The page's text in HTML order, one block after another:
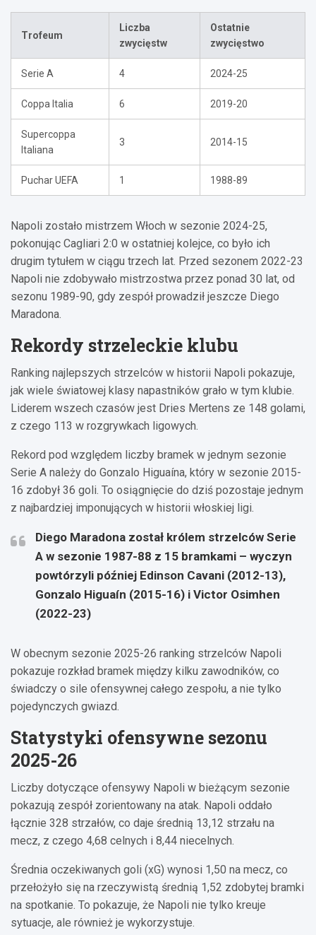
Trofeum
Liczba
zwycięstw
Ostatnie
zwycięstwo
Serie A 4 2024-25
Coppa Italia 6 2019-20
Supercoppa
Italiana
3 2014-15
Puchar UEFA 1 1988-89
Napoli zostało mistrzem Włoch w sezonie 2024-25,
pokonując Cagliari 2:0 w ostatniej kolejce, co było ich
drugim tytułem w ciągu trzech lat. Przed sezonem 2022-23
Napoli nie zdobywało mistrzostwa przez ponad 30 lat, od
sezonu 1989-90, gdy zespół prowadził jeszcze Diego
Maradona.
Rekordy strzeleckie klubu
Ranking najlepszych strzelców w historii Napoli pokazuje,
jak wiele światowej klasy napastników grało w tym klubie.
Liderem wszech czasów jest Dries Mertens ze 148 golami,
z czego 113 w rozgrywkach ligowych.
Rekord pod względem liczby bramek w jednym sezonie
Serie A należy do Gonzalo Higuaína, który w sezonie 2015-
16 zdobył 36 goli. To osiągnięcie do dziś pozostaje jednym
z najbardziej imponujących w historii włoskiej ligi.
Diego Maradona został królem strzelców Serie
A w sezonie 1987-88 z 15 bramkami – wyczyn
powtórzyli później Edinson Cavani (2012-13),
Gonzalo Higuaín (2015-16) i Victor Osimhen
(2022-23)
W obecnym sezonie 2025-26 ranking strzelców Napoli
pokazuje rozkład bramek między kilku zawodników, co
świadczy o sile ofensywnej całego zespołu, a nie tylko
pojedynczych gwiazd.
Statystyki ofensywne sezonu
2025-26
Liczby dotyczące ofensywy Napoli w bieżącym sezonie
pokazują zespół zorientowany na atak. Napoli oddało
łącznie 328 strzałów, co daje średnią 13,12 strzału na
mecz, z czego 4,68 celnych i 8,44 niecelnych.
Średnia oczekiwanych goli (xG) wynosi 1,50 na mecz, co
przełożyło się na rzeczywistą średnią 1,52 zdobytej bramki
na spotkanie. To pokazuje, że Napoli nie tylko kreuje
sytuacje, ale również je wykorzystuje.